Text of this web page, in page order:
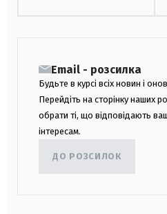
Email - розсилка
Будьте в курсі всіх новин і
Перейдіть на сторінку наших
обрати ті, що відповідають
інтересам.
ДО РОЗСИЛОК